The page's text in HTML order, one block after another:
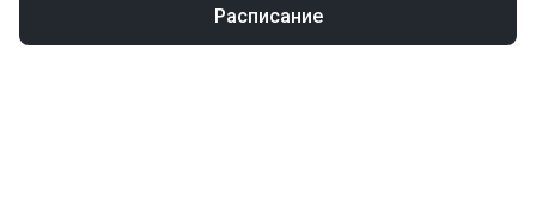
Расписание